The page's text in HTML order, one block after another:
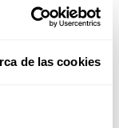
de las cookies
y